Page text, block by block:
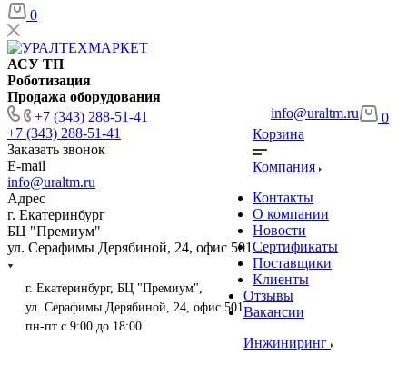
0
АСУ ТП
Роботизация
Продажа оборудования
+7 (343) 288-51-41
+7 (343) 288-51-41
Заказать звонок
E-mail
info@uraltm.ru
Адрес
г. Екатеринбург
БЦ "Премиум"
ул. Серафимы Дерябиной, 24, офис 501
info@uraltm.ru
г. Екатеринбург, БЦ "Премиум",
ул. Серафимы Дерябиной, 24, офис 501
пн-пт с 9:00 до 18:00
0
Корзина
Компания
Контакты
О компании
Новости
Сертификаты
Поставщики
Клиенты
Отзывы
Вакансии
Инжиниринг